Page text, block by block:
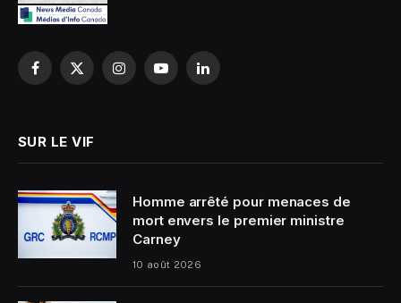
Facebook
X
InstagramYouTubeLinkedIn
SUR LE VIF
Homme arrêté pour menaces de
mort envers le premier ministre
Carney
10 août 2026